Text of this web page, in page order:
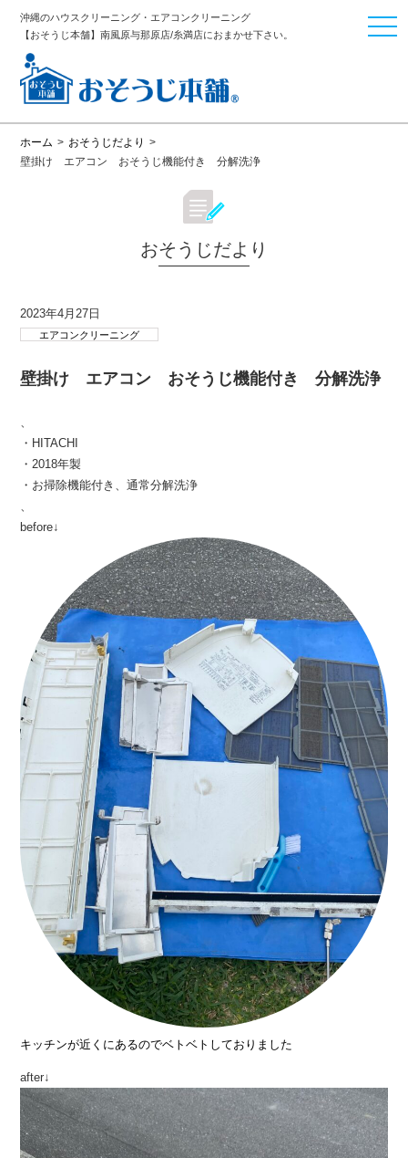
沖縄のハウスクリーニング・エアコンクリーニング
【おそうじ本舗】南風原与那原店/糸満店におまかせ下さい。
ホーム > おそうじだより
>
壁掛け エアコン おそうじ機能付き 分解洗浄
おそうじだより
2023年4月27日
エアコンクリーニング
壁掛け エアコン おそうじ機能付き 分解洗浄
・HITACHI
・2018年製
・お掃除機能付き、通常分解洗浄
before↓
キッチンが近くにあるのでベトベトしておりました
after↓